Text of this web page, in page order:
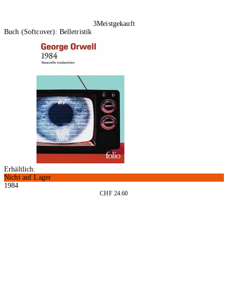
3Meistgekauft
Buch (Softcover): Belletristik
Erhältlich:
Nicht auf Lager
1984
CHF 24.60